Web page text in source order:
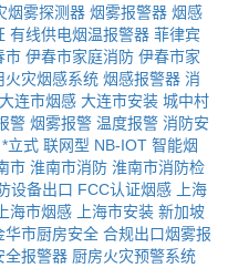
烟雾探测器 烟雾报警器 烟感
有线供电烟温报警器 菲律宾
市 伊春市家庭消防 伊春市家
火灾烟感系统 烟感报警器 消
大连市烟感 大连市安装 城中村
警 烟雾报警 温度报警 消防安
*立式 联网型 NB-IOT 智能烟
市 淮南市消防 淮南市消防检
设备出口 FCC认证烟感
上海
上海市烟感 上海市安装 新加坡
华市厨房安全 合规出口烟雾报
全报警器 厨房火灾预警系统